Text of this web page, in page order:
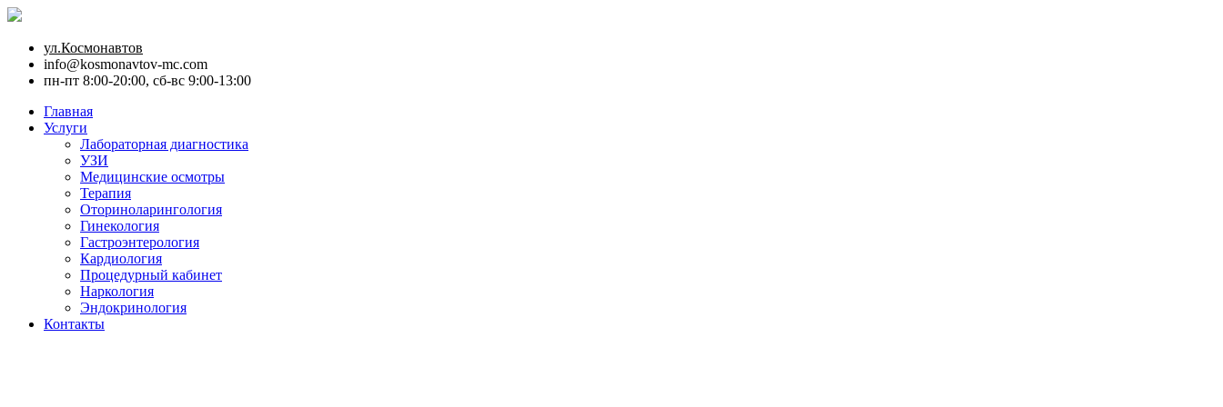
ул.Космонавтов
info@kosmonavtov-mc.com
пн-пт 8:00-20:00, сб-вс 9:00-13:00
Главная
Услуги
Лабораторная диагностика
УЗИ
Медицинские осмотры
Терапия
Оториноларингология
Гинекология
Гастроэнтерология
Кардиология
Процедурный кабинет
Наркология
Эндокринология
Контакты